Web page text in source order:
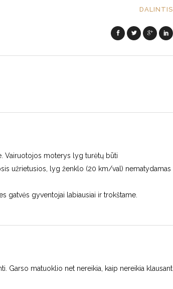
DALINTIS
Vairuotojos moterys lyg turėtų būti
užrietusios, lyg ženklo (20 km/val) nematydamas
gatvės gyventojai labiausiai ir trokštame.
Garso matuoklio net nereikia, kaip nereikia klausant